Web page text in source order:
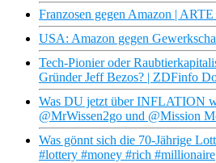
Franzosen gegen Amazon |
USA: Amazon gegen
Tech-Pionier oder
Gründer Jeff Bezos? | ZDFinfo
Was DU jetzt über INFLATION
@MrWissen2go und @Mission
Was gönnt sich die 70-Jährige
#lottery #money #rich #millionaire